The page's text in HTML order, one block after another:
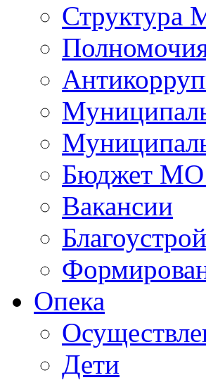
Структура
Бюджет МО
Вакансии
Опека
Дети